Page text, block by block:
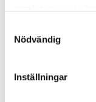
Nödvändig
Inställningar
EGENSKAPER
OMDÖMEN